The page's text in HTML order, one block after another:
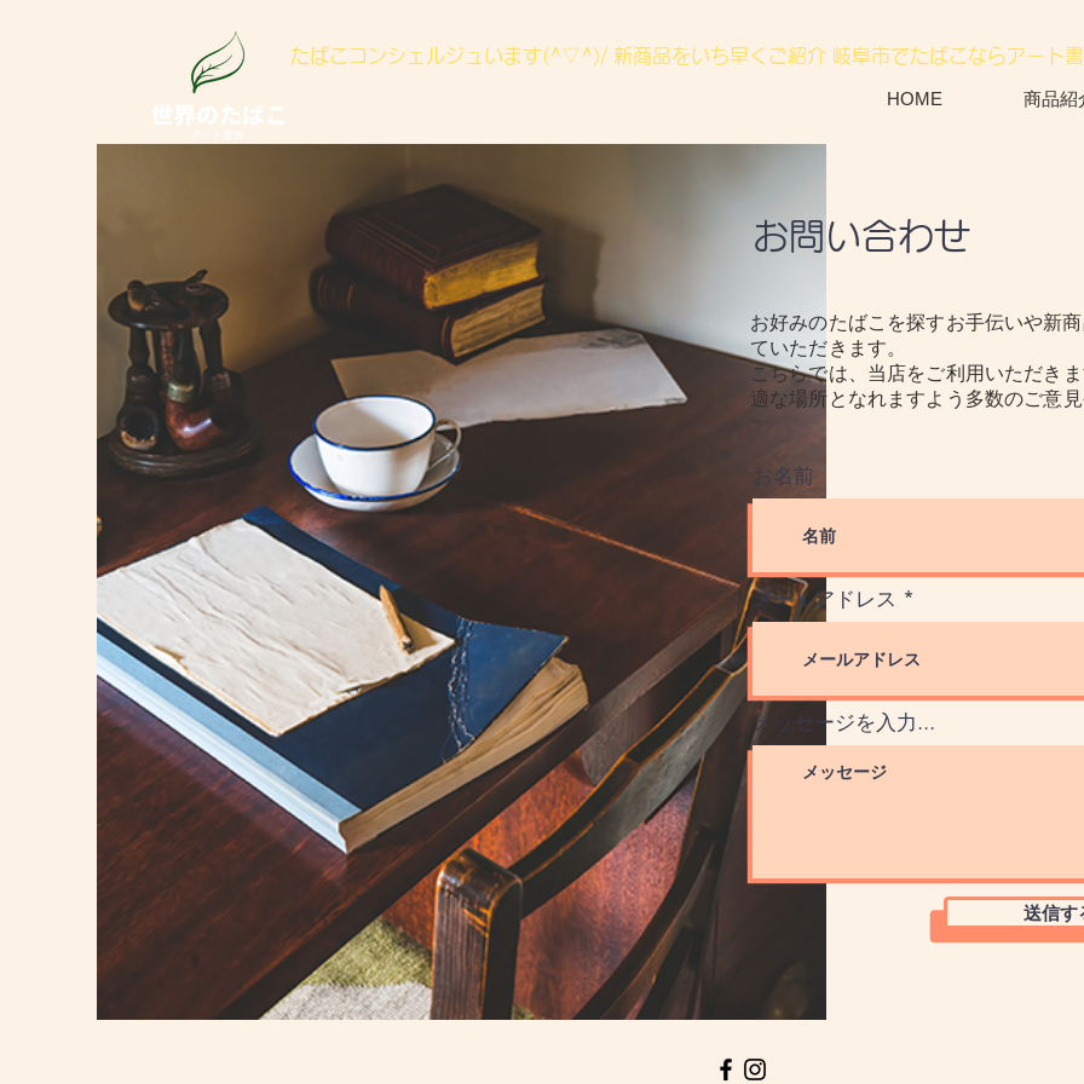
たばこコンシェルジュいます(^▽^)/ 新商品をいち早くご紹介 岐阜市でたばこならアート
HOME 商品紹
お問い合わせ
お好みのたばこを探すお手伝いや新
ていただきます。
こちらでは、当店をご利用いただき
適な場所となれますよう多数のご意
お名前
メールアドレス
メッセージを入力...
送信す